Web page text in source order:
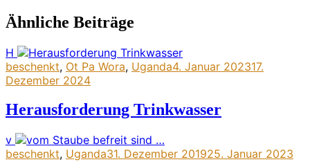
Ähnliche Beiträge
H
beschenkt, Ot Pa Wora, Uganda4. Januar 202317.
Dezember 2024
Herausforderung Trinkwasser
v
beschenkt, Uganda31. Dezember 201925. Januar 2023